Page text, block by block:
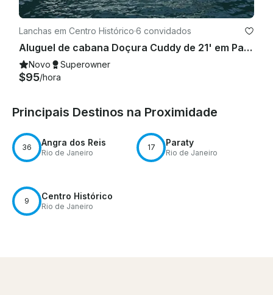
Lanchas em Centro Histórico·6 convidados
Aluguel de cabana Doçura Cuddy de 21' em Paraty, Brasil - perfeito para casais
Novo Superowner
$95/hora
Principais Destinos na Proximidade
36 Angra dos Reis
Rio de Janeiro
17 Paraty
Rio de Janeiro
9 Centro Histórico
Rio de Janeiro